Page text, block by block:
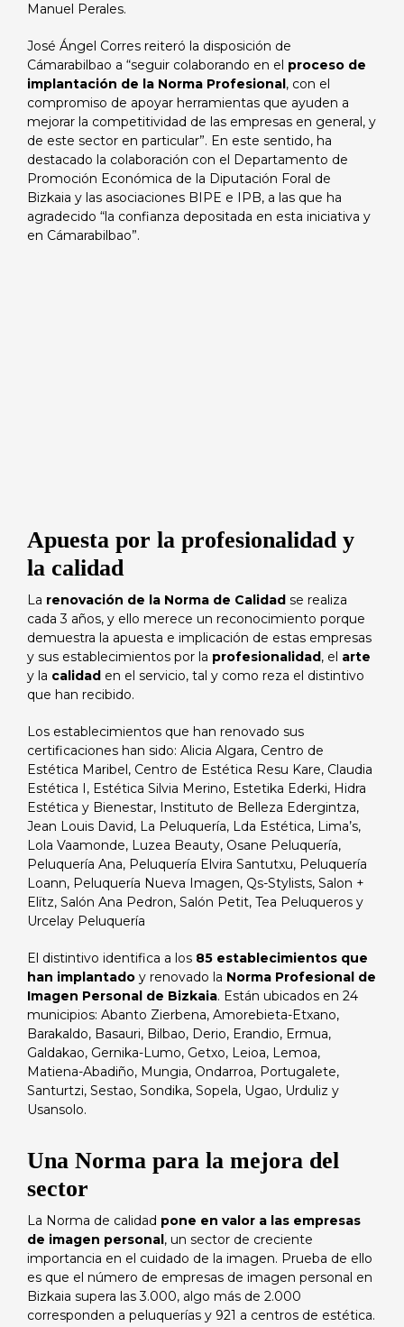
Manuel Perales.
José Ángel Corres reiteró la disposición de
Cámarabilbao a “seguir colaborando en el proceso de
implantación de la Norma Profesional, con el
compromiso de apoyar herramientas que ayuden a
mejorar la competitividad de las empresas en general, y
de este sector en particular”. En este sentido, ha
destacado la colaboración con el Departamento de
Promoción Económica de la Diputación Foral de
Bizkaia y las asociaciones BIPE e IPB, a las que ha
agradecido “la confianza depositada en esta iniciativa y
en Cámarabilbao”.
Apuesta por la profesionalidad y
la calidad
La renovación de la Norma de Calidad se realiza
cada 3 años, y ello merece un reconocimiento porque
demuestra la apuesta e implicación de estas empresas
y sus establecimientos por la profesionalidad, el arte
y la calidad en el servicio, tal y como reza el distintivo
que han recibido.
Los establecimientos que han renovado sus
certificaciones han sido: Alicia Algara, Centro de
Estética Maribel, Centro de Estética Resu Kare, Claudia
Estética I, Estética Silvia Merino, Estetika Ederki, Hidra
Estética y Bienestar, Instituto de Belleza Edergintza,
Jean Louis David, La Peluquería, Lda Estética, Lima’s,
Lola Vaamonde, Luzea Beauty, Osane Peluquería,
Peluquería Ana, Peluquería Elvira Santutxu, Peluquería
Loann, Peluquería Nueva Imagen, Qs-Stylists, Salon +
Elïtz, Salón Ana Pedron, Salón Petit, Tea Peluqueros y
Urcelay Peluquería
El distintivo identifica a los 85 establecimientos que
han implantado y renovado la Norma Profesional de
Imagen Personal de Bizkaia. Están ubicados en 24
municipios: Abanto Zierbena, Amorebieta-Etxano,
Barakaldo, Basauri, Bilbao, Derio, Erandio, Ermua,
Galdakao, Gernika-Lumo, Getxo, Leioa, Lemoa,
Matiena-Abadiño, Mungia, Ondarroa, Portugalete,
Santurtzi, Sestao, Sondika, Sopela, Ugao, Urduliz y
Usansolo.
Una Norma para la mejora del
sector
La Norma de calidad pone en valor a las empresas
de imagen personal, un sector de creciente
importancia en el cuidado de la imagen. Prueba de ello
es que el número de empresas de imagen personal en
Bizkaia supera las 3.000, algo más de 2.000
corresponden a peluquerías y 921 a centros de estética.